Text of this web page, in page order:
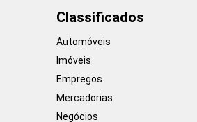
Classificados
Automóveis
Imóveis
Empregos
Mercadorias
Negócios